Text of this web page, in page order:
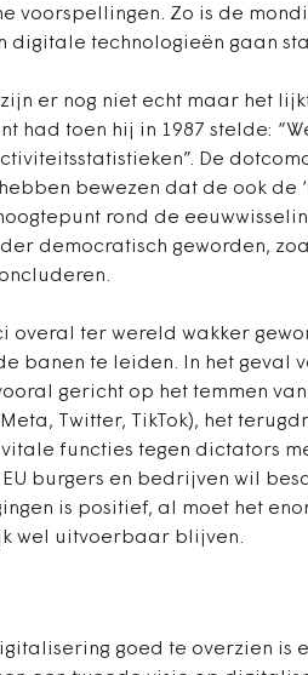
voorspellingen. Zo is de
digitale technologieën gaan
er nog niet echt maar het
had toen hij in 1987 stelde:
De
bewezen dat de ook de
rond de
democratisch geworden,
overal ter wereld wakker
banen te leiden. In het geval
gericht op het temmen
Twitter, TikTok), het
functies tegen dictators
burgers en bedrijven wil
is positief, al moet het
wel uitvoerbaar blijven.
goed te overzien is